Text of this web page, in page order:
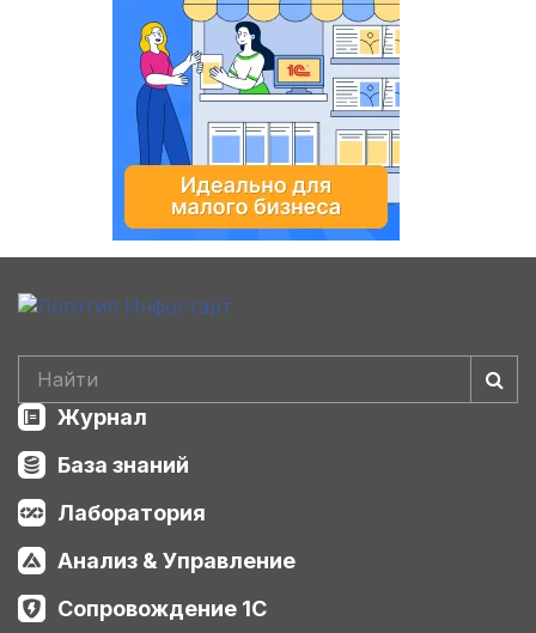
Журнал
База знаний
Лаборатория
Анализ & Управление
Сопровождение 1С